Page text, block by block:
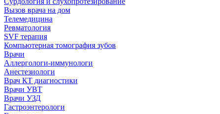
Вызов врача на дом
Телемедицина
Ревматология
SVF терапия
Компьютерная томография зубов
Врачи
Аллергологи-иммунологи
Анестезиологи
Врач КТ диагностики
Врачи УВТ
Врачи УЗД
Гастроэнтерологи